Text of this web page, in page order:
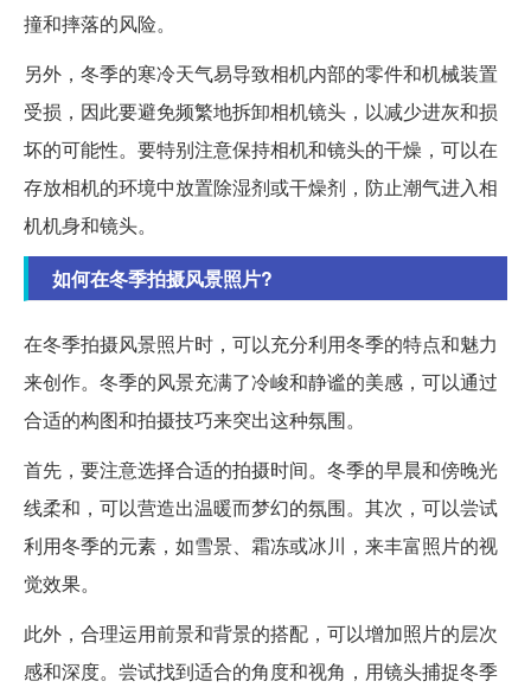
撞和摔落的风险。
另外，冬季的寒冷天气易导致相机内部的零件和机械装置
受损，因此要避免频繁地拆卸相机镜头，以减少进灰和损
坏的可能性。要特别注意保持相机和镜头的干燥，可以在
存放相机的环境中放置除湿剂或干燥剂，防止潮气进入相
机机身和镜头。
如何在冬季拍摄风景照片?
在冬季拍摄风景照片时，可以充分利用冬季的特点和魅力
来创作。冬季的风景充满了冷峻和静谧的美感，可以通过
合适的构图和拍摄技巧来突出这种氛围。
首先，要注意选择合适的拍摄时间。冬季的早晨和傍晚光
线柔和，可以营造出温暖而梦幻的氛围。其次，可以尝试
利用冬季的元素，如雪景、霜冻或冰川，来丰富照片的视
觉效果。
此外，合理运用前景和背景的搭配，可以增加照片的层次
感和深度。尝试找到适合的角度和视角，用镜头捕捉冬季